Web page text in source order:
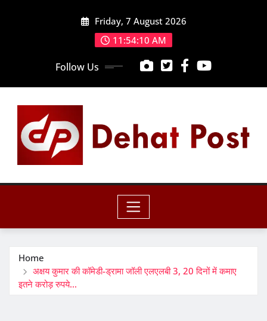
Friday, 7 August 2026
11:54:11 AM
Follow Us
Home
अक्षय कुमार की कॉमेडी-ड्रामा जॉली एलएलबी 3, 20 दिनों में कमाए
इतने करोड़ रुपये…